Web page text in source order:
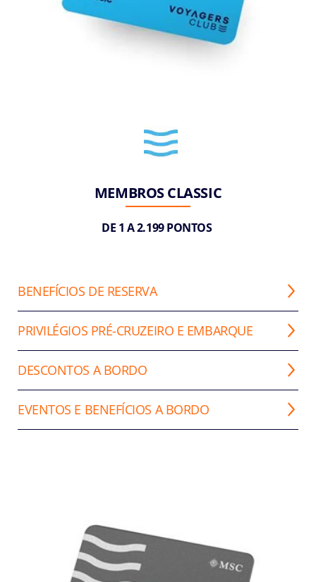
MEMBROS CLASSIC
DE 1 A 2.199 PONTOS
BENEFÍCIOS DE RESERVA
PRIVILÉGIOS PRÉ-CRUZEIRO E EMBARQUE
DESCONTOS A BORDO
EVENTOS E BENEFÍCIOS A BORDO